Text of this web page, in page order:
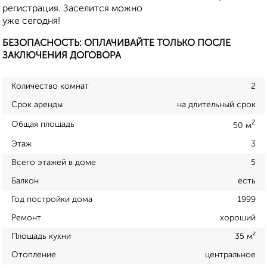
регистрация. Заселится можно
уже сегодня!
БЕЗОПАСНОСТЬ: ОПЛАЧИВАЙТЕ ТОЛЬКО ПОСЛЕ
ЗАКЛЮЧЕНИЯ ДОГОВОРА
Количество комнат 2
Срок аренды на длительный срок
Общая площадь 50 м2
Этаж 3
Всего этажей в доме 5
Балкон есть
Год постройки дома 1999
Ремонт хороший
Площадь кухни 35 м²
Отопление центральное